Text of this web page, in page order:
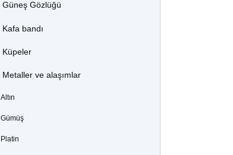
Güneş Gözlüğü
Kafa bandı
Küpeler
Metaller ve alaşımlar
Altın
Gümüş
Platin